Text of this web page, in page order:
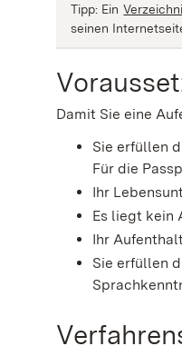
Tipp: Ein
seinen
Damit Sie eine
Sie erfüllen
Für die
Ihr
Es liegt kein
Ihr
Sie erfüllen